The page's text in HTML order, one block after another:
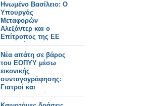
Ηνωμένο Βασίλειο: Ο
Υπουργός
Μεταφορών
Αλεξάντερ και ο
Επίτροπος της ΕΕ
Τζιτζικώστας, θα
διασφαλίσουν την
ομαλή λειτουργία των
συνοριακών ελέγχων
μέσω του EES.
Νέα απάτη σε βάρος
του ΕΟΠΥΥ μέσω
εικονικής
συνταγογράφησης:
Γιατροί και
φαρμακοποιοί στο
κόλπο, άνω των